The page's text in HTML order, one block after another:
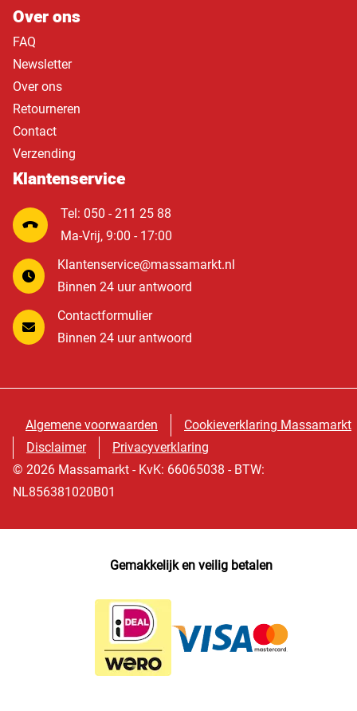
Over ons
FAQ
Newsletter
Over ons
Retourneren
Contact
Verzending
Klantenservice
Tel: 050 - 211 25 88
Ma-Vrij, 9:00 - 17:00
Klantenservice@massamarkt.nl
Binnen 24 uur antwoord
Contactformulier
Binnen 24 uur antwoord
Algemene voorwaarden
Cookieverklaring Massamarkt
Disclaimer
Privacyverklaring
© 2026 Massamarkt - KvK: 66065038 - BTW:
NL856381020B01
Gemakkelijk en veilig betalen